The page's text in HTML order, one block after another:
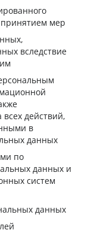
мер
вследствие
действий,
в
данных
по
данных и
систем
данных